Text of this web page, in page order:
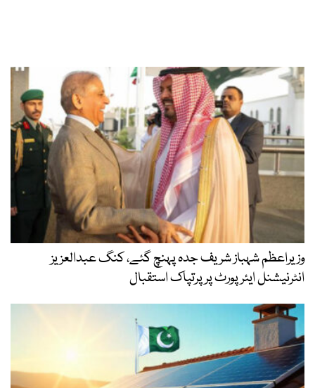
وزیراعظم شہباز شریف جدہ پہنچ گئے، کنگ عبدالعزیز
انٹرنیشنل ایئر پورٹ پر پرتپاک استقبال